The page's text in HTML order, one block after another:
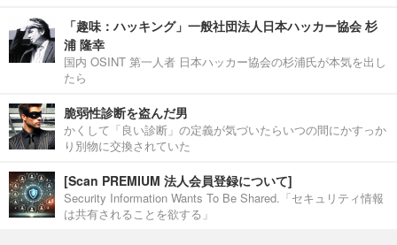
「趣味：ハッキング」一般社団法人日本ハッカー協会 杉
浦 隆幸
国内 OSINT 第一人者 日本ハッカー協会の杉浦氏が本気を出し
たら
脆弱性診断を盗んだ男
かくして「良い診断」の定義が気づいたらいつの間にかすっか
り別物に交換されていた
[Scan PREMIUM 法人会員登録について]
Security Information Wants To Be Shared.「セキュリティ情報
は共有されることを欲する」